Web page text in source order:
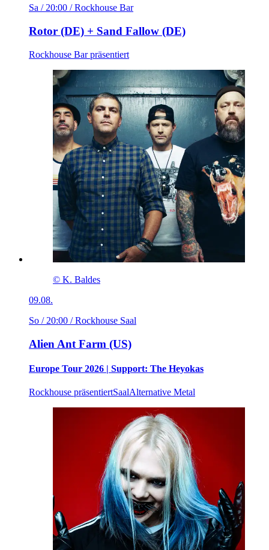
Sa / 20:00 / Rockhouse Bar
Rotor (DE) + Sand Fallow (DE)
Rockhouse Bar präsentiert
© K. Baldes
09.08.
So / 20:00 / Rockhouse Saal
Alien Ant Farm (US)
Europe Tour 2026 | Support: The Heyokas
Rockhouse präsentiertSaalAlternative Metal